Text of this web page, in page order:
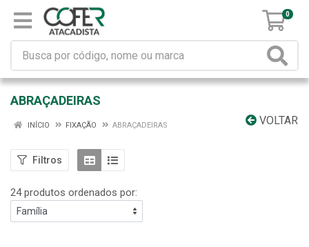
0
ABRAÇADEIRAS
VOLTAR
INÍCIO FIXAÇÃO ABRAÇADEIRAS
Filtros
24 produtos ordenados por: